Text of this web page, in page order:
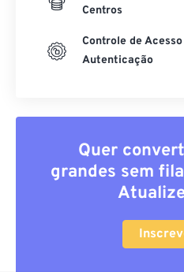
Centros
Controle de
Autenticação
Quer
grandes sem